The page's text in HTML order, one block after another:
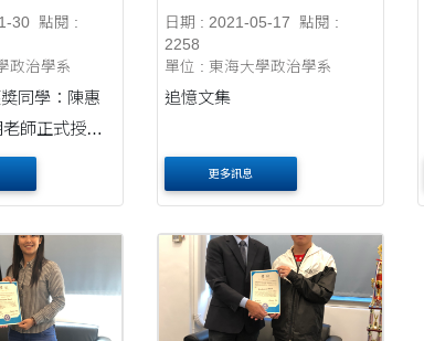
30 點閱 :
政治學系
同學：陳惠
師正式授
日期 : 2021-05-17
點閱 :
2258
單位 : 東海大學政治學系
追憶文集
更多訊息